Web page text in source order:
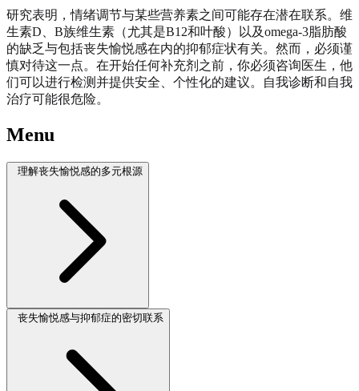
研究表明，情绪调节与某些营养素之间可能存在潜在联系。维
生素D、B族维生素（尤其是B12和叶酸）以及omega-3脂肪酸
的缺乏与包括丧失愉悦感在内的抑郁症状有关。然而，必须谨
慎对待这一点。在开始任何补充剂之前，你必须咨询医生，他
们可以进行检测并提供安全、个性化的建议。自我诊断和自我
治疗可能很危险。
Menu
理解丧失愉悦感的多元根源
丧失愉悦感与抑郁症的密切联系